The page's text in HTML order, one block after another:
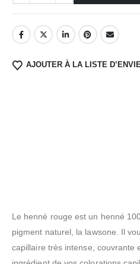
AJOUTER À LA LISTE
Le henné rouge est un henné
pigment naturel, la lawsone. Il
capillaire très intense, couvrante